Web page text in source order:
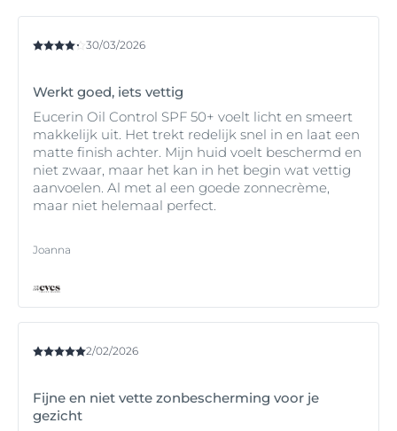
huid er gedurende 14 uur* minder vet en glimmend
zich op de tekenen van door de zon veroorzaakte
huidveroudering. Het product bevat korte- en
langeketenhyaluronzuur om rimpels zichtbaar te
verminderen en de hydratatie van de huid te
verbeteren, waardoor het ideaal is voor de rijpere of
droge huidtypes.
*Zelfevaluatie, 33 vrijwilligers, scoreverbetering na
30/03/2026
Werkt goed, iets vettig
Eucerin Oil Control SPF 50+ voelt licht en smeert
makkelijk uit. Het trekt redelijk snel in en laat een
matte finish achter. Mijn huid voelt beschermd en
niet zwaar, maar het kan in het begin wat vettig
aanvoelen. Al met al een goede zonnecrème,
maar niet helemaal perfect.
Joanna
2/02/2026
Fijne en niet vette zonbescherming voor je
gezicht